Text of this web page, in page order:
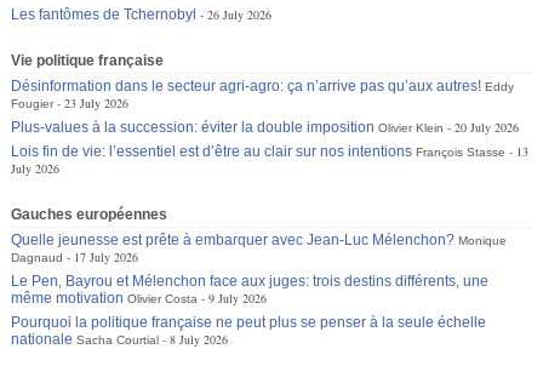
Les fantômes de Tchernobyl
26 July 2026
Vie politique française
Désinformation dans le secteur agri-agro: ça n’arrive pas qu’aux autres! Eddy
Fougier
23 July 2026
Plus-values à la succession: éviter la double imposition Olivier Klein
20 July 2026
Lois fin de vie: l’essentiel est d’être au clair sur nos intentions François Stasse
13
July 2026
Gauches européennes
Quelle jeunesse est prête à embarquer avec Jean-Luc Mélenchon? Monique
Dagnaud
17 July 2026
Le Pen, Bayrou et Mélenchon face aux juges: trois destins différents, une
même motivation Olivier Costa
9 July 2026
Pourquoi la politique française ne peut plus se penser à la seule échelle
nationale Sacha Courtial 8 July 2026